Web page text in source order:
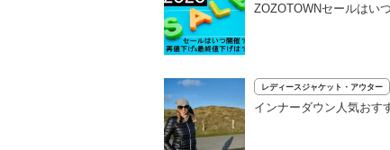
ZOZOTOWNセールはい
レディースジャケット・アウター
インナーダウン人気おす